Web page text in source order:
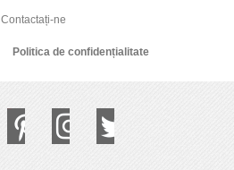
Contactați-ne
Politica de confidențialitate